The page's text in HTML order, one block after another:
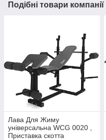
Подібні товари компанії
Лава Для Жиму
універсальна WCG 0020 ,
Приставка скотта